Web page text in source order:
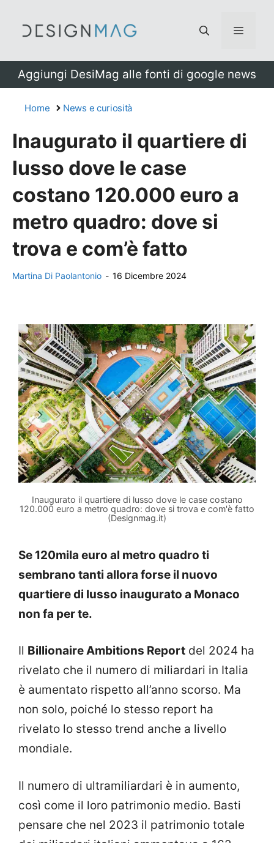
Menu
Aggiungi DesiMag alle fonti di google news
Home News e curiosità
Inaugurato il quartiere di
lusso dove le case
costano 120.000 euro a
metro quadro: dove si
trova e com’è fatto
Martina Di Paolantonio - 16 Dicembre 2024
Inaugurato il quartiere di lusso dove le case costano
120.000 euro a metro quadro: dove si trova e com'è fatto
(Designmag.it)
Se 120mila euro al metro quadro ti
sembrano tanti allora forse il nuovo
quartiere di lusso inaugurato a Monaco
non fa per te.
Il Billionaire Ambitions Report del 2024 ha
rivelato che il numero di miliardari in Italia
è aumentato rispetto all’anno scorso. Ma
non solo, poiché lo stesso report ha
rivelato lo stesso trend anche a livello
mondiale.
Il numero di ultramiliardari è in aumento,
così come il loro patrimonio medio. Basti
pensare che nel 2023 il patrimonio totale